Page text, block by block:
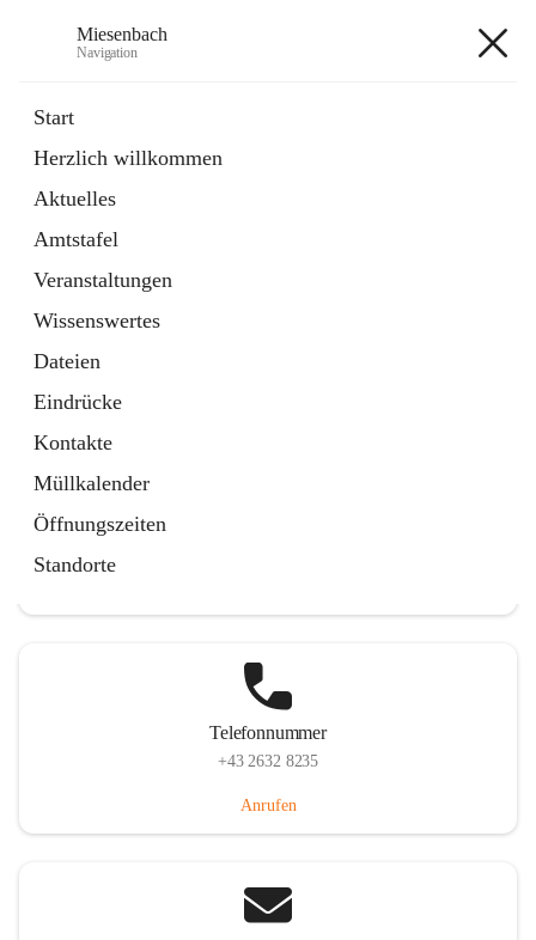
Miesenbach
Navigation
Start
Herzlich willkommen
Aktuelles
Amtstafel
Veranstaltungen
Wissenswertes
Dateien
Eindrücke
Kontakte
Müllkalender
Öffnungszeiten
Standorte
Externe Webseite
in
Tab
Region Schneebergland
Externe Webseite
öffnet
in
neuem
Tab
Telefonnummer
+43 2632 8235
Anrufen